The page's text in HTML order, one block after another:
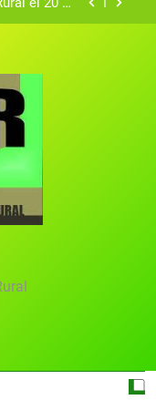
el 20 de
de Mira
(Cuenca)
Rural de
Rural 2025
el 20 de
Certamen
teatrales
de Mira
Rural de